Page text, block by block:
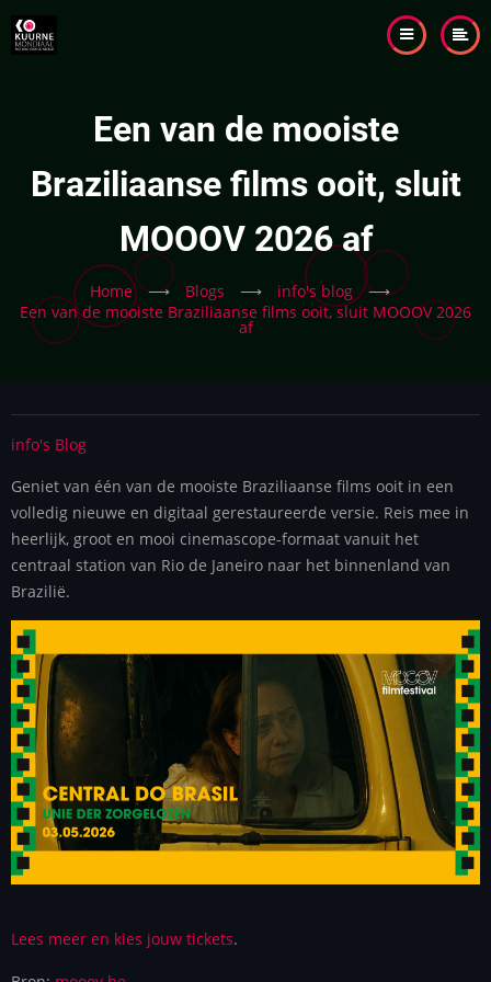
Een van de mooiste
Braziliaanse films ooit, sluit
MOOOV 2026 af
Home ⟶ Blogs ⟶ info's blog
⟶
Een van de mooiste Braziliaanse films ooit, sluit MOOOV 2026
af
info's Blog
Geniet van één van de mooiste Braziliaanse films ooit in een
volledig nieuwe en digitaal gerestaureerde versie. Reis mee in
heerlijk, groot en mooi cinemascope-formaat vanuit het
centraal station van Rio de Janeiro naar het binnenland van
Brazilië.
Lees meer en kies jouw tickets.